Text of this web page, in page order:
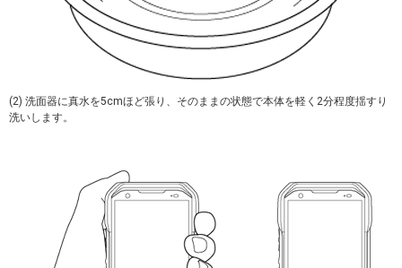
(2) 洗面器に真水を5cmほど張り、そのままの状態で本体を軽く2分程度揺すり
洗いします。